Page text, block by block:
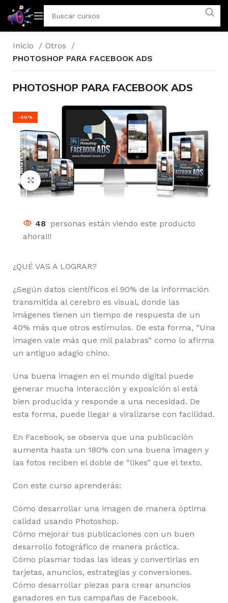
Inicio
Otros
PHOTOSHOP PARA FACEBOOK ADS
PHOTOSHOP PARA FACEBOOK ADS
-50%
Click to enlarge
48 personas están viendo este producto
ahora!!!
¿QUÉ VAS A LOGRAR?
¿Según datos científicos el 90% de la información
transmitida al cerebro es visual, donde las
imágenes tienen un tiempo de respuesta de un
40% más que otros estímulos. De esta forma, “Una
imagen vale más que mil palabras” como lo afirma
un antiguo adagio chino.
Una buena imagen en el mundo digital puede
generar mucha interacción y exposición si está
bien producida y responde a una necesidad. De
esta forma, puede llegar a viralizarse con facilidad.
En Facebook, se observa que una publicación
aumenta hasta un 180% con una buena imagen y
las fotos reciben el doble de “likes” que el texto.
Con este curso aprenderás:
Cómo desarrollar una imagen de manera óptima
calidad usando Photoshop.
Cómo mejorar tus publicaciones con un buen
desarrollo fotográfico de manera práctica.
Cómo plasmar todas las ideas y convertirlas en
tarjetas, anuncios, estrategias y conversiones.
Cómo desarrollar piezas para crear anuncios
ganadores en tus campañas de Facebook.